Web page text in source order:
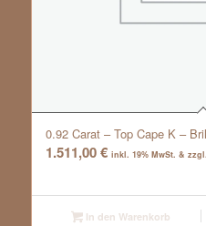
0.92 Carat – Top Cape K –
1.511,00€ inkl. 19% MwSt. &
In den Warenkorb